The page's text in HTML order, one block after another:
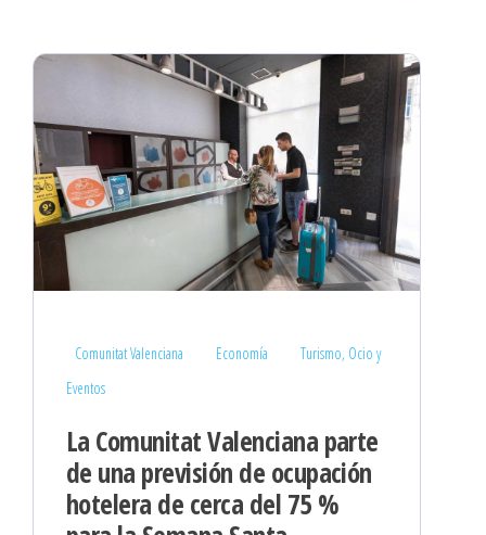
Comunitat Valenciana Economía
Turismo, Ocio y
Eventos
La Comunitat Valenciana parte
de una previsión de ocupación
hotelera de cerca del 75 %